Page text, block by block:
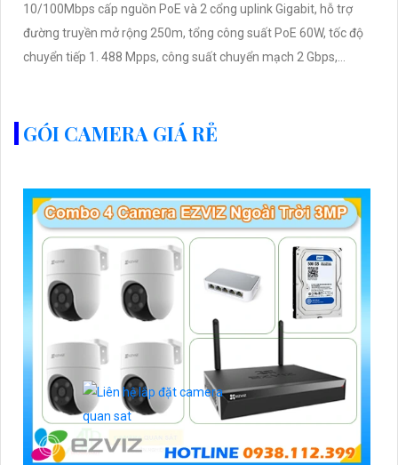
10/100Mbps cấp nguồn PoE và 2 cổng uplink Gigabit, hỗ trợ
đường truyền mở rộng 250m, tổng công suất PoE 60W, tốc độ
chuyển tiếp 1. 488 Mpps, công suất chuyển mạch 2 Gbps,
GÓI CAMERA GIÁ RẺ